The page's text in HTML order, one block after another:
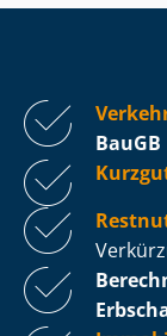
BauGB